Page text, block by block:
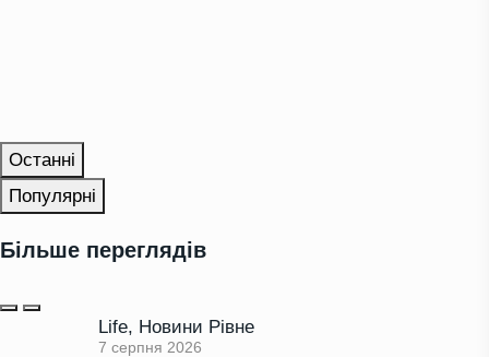
Останні
Популярні
Більше переглядів
Life, Новини Рівне
7 серпня 2026